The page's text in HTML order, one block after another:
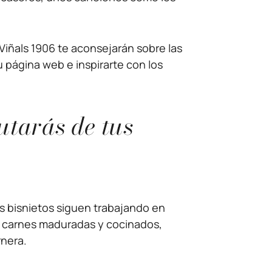
1906 te aconsejarán sobre las
página web e inspirarte con los
de tus
bisnietos siguen trabajando en
maduradas y cocinados,